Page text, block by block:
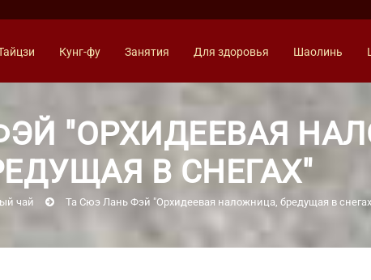
Кунг-фу Занятия Для здоровья Шаолинь
"ОРХИДЕЕВАЯ
В СНЕГАХ"
чай Та Сюэ Лань Фэй "Орхидеевая наложница, бредущая в